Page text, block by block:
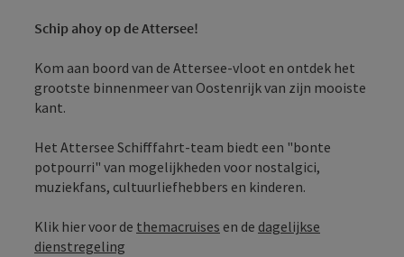
Schip ahoy op de Attersee!
Kom aan boord van de Attersee-vloot en ontdek het
grootste binnenmeer van Oostenrijk van zijn mooiste
kant.
Het Attersee Schifffahrt-team biedt een "bonte
potpourri" van mogelijkheden voor nostalgici,
muziekfans, cultuurliefhebbers en kinderen.
Klik hier voor de themacruises en de dagelijkse
dienstregeling